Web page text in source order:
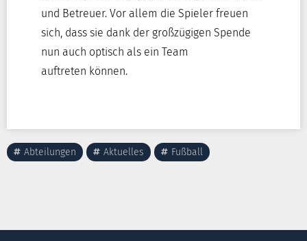
und Betreuer. Vor allem die Spieler freuen
sich, dass sie dank der großzügigen Spende
nun auch optisch als ein Team
auftreten können.
Abteilungen Aktuelles Fußball